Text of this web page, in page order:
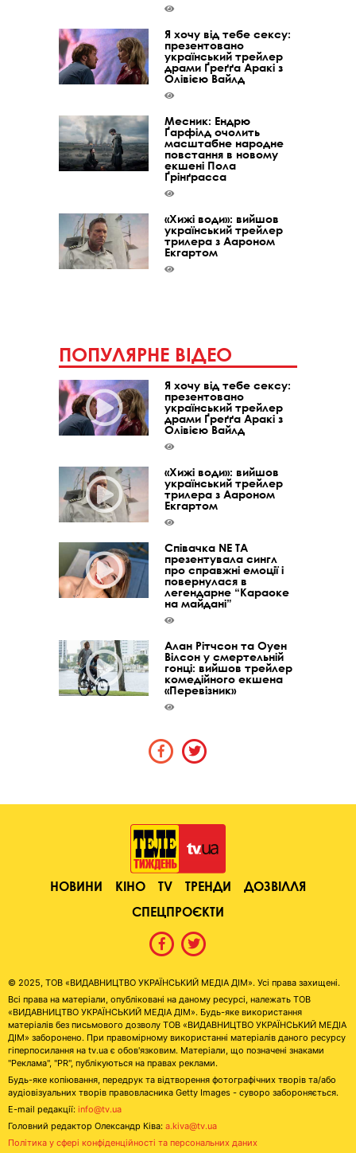
Я хочу від тебе сексу:
презентовано
український трейлер
драми Ґреґґа Аракі з
Олівією Вайлд
Месник: Ендрю
Ґарфілд очолить
масштабне народне
повстання в новому
екшені Пола
Ґрінґрасса
«Хижі води»: вийшов
український трейлер
трилера з Аароном
Екгартом
ПОПУЛЯРНЕ ВІДЕО
Я хочу від тебе сексу:
презентовано
український трейлер
драми Ґреґґа Аракі з
Олівією Вайлд
«Хижі води»: вийшов
український трейлер
трилера з Аароном
Екгартом
Співачка NE TA
презентувала сингл
про справжні емоції і
повернулася в
легендарне “Караоке
на майдані”
Алан Рітчсон та Оуен
Вілсон у смертельній
гонці: вийшов трейлер
комедійного екшена
«Перевізник»
НОВИНИ КІНО TV ТРЕНДИ
ДОЗВІЛЛЯ
СПЕЦПРОЄКТИ
© 2025, ТОВ «ВИДАВНИЦТВО УКРАЇНСЬКИЙ МЕДІА ДІМ». Усі права захищені.
Всі права на матеріали, опубліковані на даному ресурсі, належать ТОВ
«ВИДАВНИЦТВО УКРАЇНСЬКИЙ МЕДІА ДІМ». Будь-яке використання
матеріалів без письмового дозволу ТОВ «ВИДАВНИЦТВО УКРАЇНСЬКИЙ МЕДІА
ДІМ» заборонено. При правомірному використанні матеріалів даного ресурсу
гіперпосилання на tv.ua є обов'язковим. Матеріали, що позначені знаками
"Реклама", "PR", публікуються на правах реклами.
Будь-яке копіювання, передрук та відтворення фотографічних творів та/або
аудіовізуальних творів правовласника Getty Images - суворо забороняється.
E-mail редакції: info@tv.ua
Головний редактор Олександр Ківа: a.kiva@tv.ua
Політика у сфері конфіденційності та персональних даних